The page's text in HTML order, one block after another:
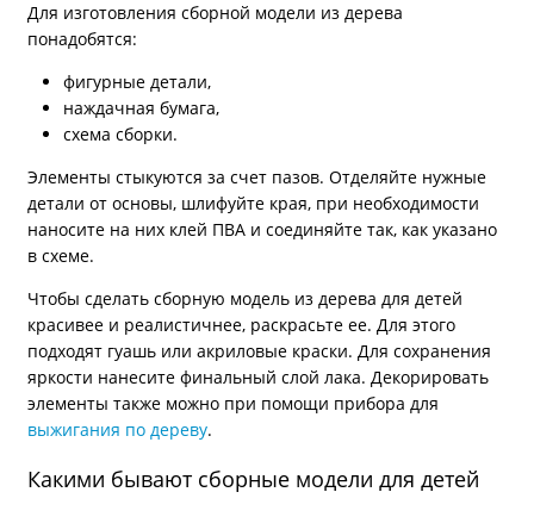
Для изготовления сборной модели из дерева
понадобятся:
фигурные детали,
наждачная бумага,
схема сборки.
Элементы стыкуются за счет пазов. Отделяйте нужные
детали от основы, шлифуйте края, при необходимости
наносите на них клей ПВА и соединяйте так, как указано
в схеме.
Чтобы сделать сборную модель из дерева для детей
красивее и реалистичнее, раскрасьте ее. Для этого
подходят гуашь или акриловые краски. Для сохранения
яркости нанесите финальный слой лака. Декорировать
элементы также можно при помощи прибора для
выжигания по дереву.
Какими бывают сборные модели для детей